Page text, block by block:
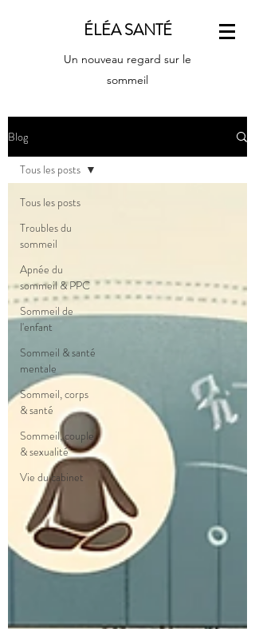
ÉLÉA SANTÉ
Un nouveau regard sur le
sommeil
Blog
Tous les posts
Troubles du
sommeil
Apnée du
sommeil & PPC
Sommeil de
l'enfant
Sommeil & santé
mentale
Sommeil, corps
& santé
Sommeil, couple
& sexualité
Vie du cabinet
Tous les posts